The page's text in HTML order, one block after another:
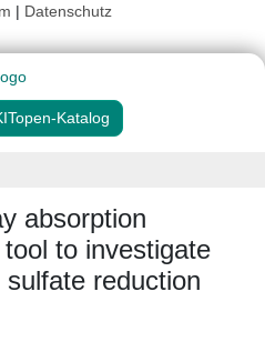
| Datenschutz
Katalog
absorption
to investigate
reduction